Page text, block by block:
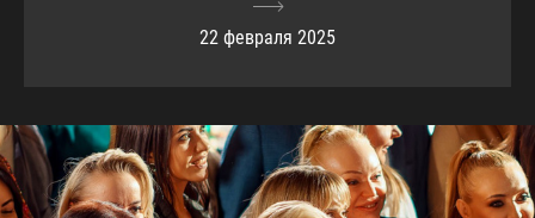
22 февраля 2025